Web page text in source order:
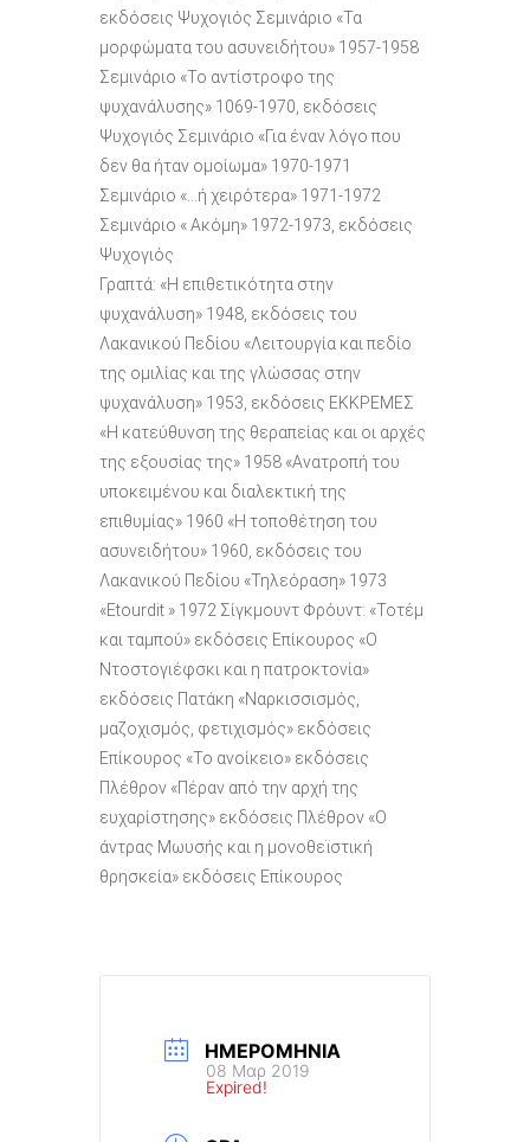
εκδόσεις Ψυχογιός Σεμινάριο «Τα
μορφώματα του ασυνειδήτου» 1957-1958
Σεμινάριο «Το αντίστροφο της
ψυχανάλυσης» 1069-1970, εκδόσεις
Ψυχογιός Σεμινάριο «Για έναν λόγο που
δεν θα ήταν ομοίωμα» 1970-1971
Σεμινάριο «…ή χειρότερα» 1971-1972
Σεμινάριο « Ακόμη» 1972-1973, εκδόσεις
Ψυχογιός
Γραπτά: «Η επιθετικότητα στην
ψυχανάλυση» 1948, εκδόσεις του
Λακανικού Πεδίου «Λειτουργία και πεδίο
της ομιλίας και της γλώσσας στην
ψυχανάλυση» 1953, εκδόσεις ΕΚΚΡΕΜΕΣ
«Η κατεύθυνση της θεραπείας και οι αρχές
της εξουσίας της» 1958 «Ανατροπή του
υποκειμένου και διαλεκτική της
επιθυμίας» 1960 «Η τοποθέτηση του
ασυνειδήτου» 1960, εκδόσεις του
Λακανικού Πεδίου «Τηλεόραση» 1973
«Etourdit » 1972 Σίγκμουντ Φρόυντ: «Τοτέμ
και ταμπού» εκδόσεις Επίκουρος «Ο
Ντοστογιέφσκι και η πατροκτονία»
εκδόσεις Πατάκη «Ναρκισσισμός,
μαζοχισμός, φετιχισμός» εκδόσεις
Επίκουρος «Το ανοίκειο» εκδόσεις
Πλέθρον «Πέραν από την αρχή της
ευχαρίστησης» εκδόσεις Πλέθρον «Ο
άντρας Μωυσής και η μονοθεϊστική
θρησκεία» εκδόσεις Επίκουρος
ΗΜΕΡΟΜΗΝΊΑ
08 Μαρ 2019
Expired!